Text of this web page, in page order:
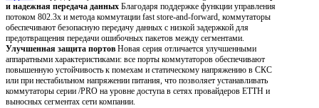
и надежная передача данных Благодаря поддержке функции управления
потоком 802.3x и метода коммутации fast store-and-forward, коммутаторы
обеспечивают безопасную передачу данных с низкой задержкой для
предотвращения передачи ошибочных пакетов между сегментами.
Улучшенная защита портов Новая серия отличается улучшенными
аппаратными характеристиками: все порты коммутаторов обеспечивают
повышенную устойчивость к помехам и статическому напряжению в СКС
или при нестабильном напряжении питания, что позволяет устанавливать
коммутаторы серии /PRO на уровне доступа в сетях провайдеров ETTH и
выносных сегментах сети компании.